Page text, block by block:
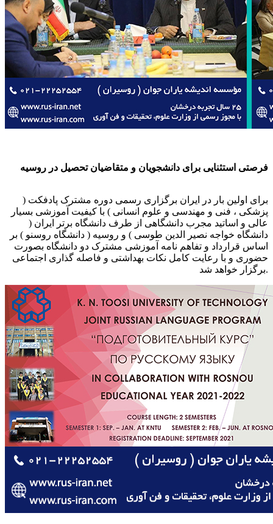
فرصتی استثنایی برای دانشجویان و متقاضیان تحصیل در روسیه
برای اولین بار در ایران برگزاری رسمی دوره مشترک پادفکت (
پزشکی ، فنی و مهندسی و علوم انسانی ) با کیفیت آموزشی بسیار
عالی و اساتید مجرب دانشگاهی از طرف دانشگاه برتر ایران (
دانشگاه خواجه نصیر الدین طوسی ) و روسیه ( دانشگاه روسنو ) بر
اساس قرارداد و تفاهم نامه آموزشی مشترک دو دانشگاه بصورت
حضوری و با رعایت کامل نکات بهداشتی و فاصله گذاری اجتماعی
برگزار خواهد شد.